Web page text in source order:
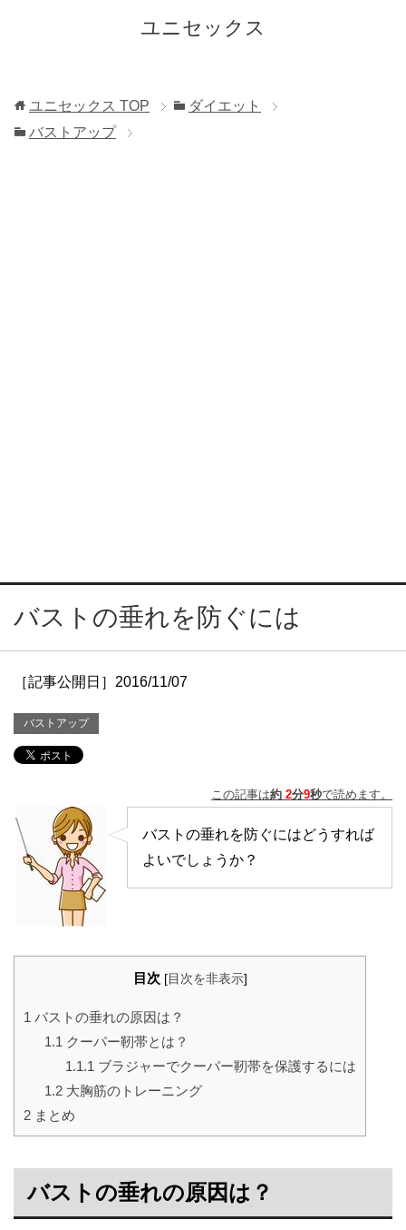
ユニセックス
ユニセックス TOP
ダイエット
バストアップ
バストの垂れを防ぐには
［記事公開日］2016/11/07
バストアップ
この記事は約 2分9秒で読めます。
バストの垂れを防ぐにはどうすれば
よいでしょうか？
目次 [目次を非表示]
1 バストの垂れの原因は？
1.1 クーパー靭帯とは？
1.1.1 ブラジャーでクーパー靭帯を保護するには
1.2大胸筋のトレーニング
2 まとめ
バストの垂れの原因は？